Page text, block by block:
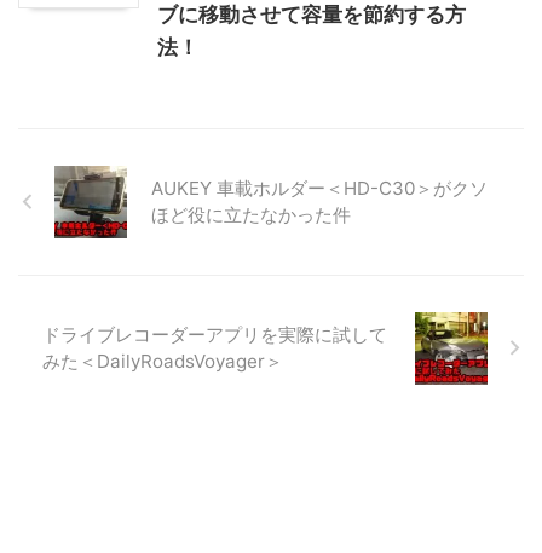
ブに移動させて容量を節約する方
法！
AUKEY 車載ホルダー＜HD-C30＞がクソ
ほど役に立たなかった件
ドライブレコーダーアプリを実際に試して
みた＜DailyRoadsVoyager＞